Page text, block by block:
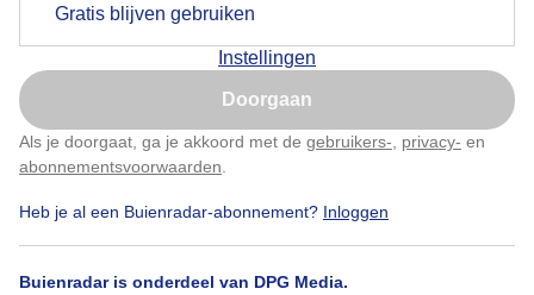
Gratis blijven gebruiken
Instellingen
Doorgaan
Als je doorgaat, ga je akkoord met de gebruikers- privacy- en
abonnementsvoorwaarden
Heb je al een Buienradar-abonnement? Inloggen
Buienradar is onderdeel van DPG Media.
Door: public Gemaakt: 11-08-2025, 28x bekeken
Bekijk slideshow
Nu niet, misschien later
Klik hierom dit aan te passen